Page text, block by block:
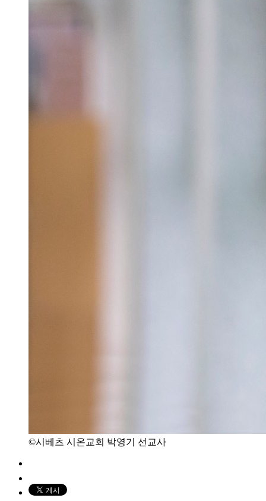
©시베츠 시온교회 박영기 선교사